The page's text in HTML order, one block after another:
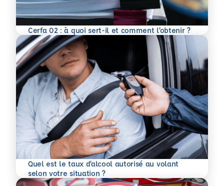
Cerfa 02 : à quoi sert-il et comment l’obtenir ?
En savoir plus
Quel est le taux d’alcool autorisé au volant
selon votre situation ?
En savoir plus